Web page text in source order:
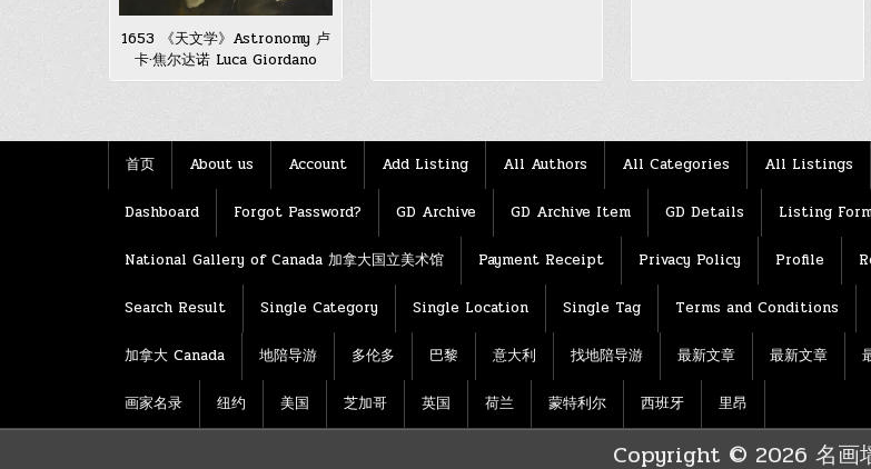
1653 《天文学》Astronomy 卢
卡·焦尔达诺 Luca Giordano
首页 About us Account Add Listing All Authors All Categories All Listings
Dashboard Forgot Password? GD Archive GD Archive Item GD Details Listing
National Gallery of Canada 加拿大国立美术馆 Payment Receipt Privacy Policy Profile
Search Result Single Category Single Location Single Tag Terms and Conditions
加拿大 Canada 地陪导游 多伦多 巴黎 意大利 找地陪导游 最新文章 最新文章
画家名录 纽约 美国 芝加哥 英国 荷兰 蒙特利尔 西班牙 里昂
Copyright © 2026 名画